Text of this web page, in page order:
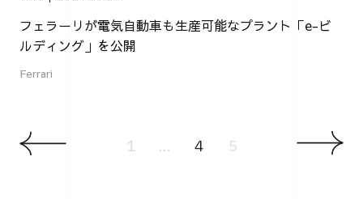
フェラーリが電気自動車も生産可能なプラント「e-ビ
ルディング」を公開
Ferrari
1 ... 4 5